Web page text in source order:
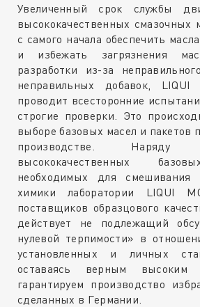
Увеличенный срок службы
высококачественных смазочных
с самого начала обеспечить
и избежать загрязнения
разработки из-за
неправильных добавок, LIQUI
проводит всесторонние
строгие проверки. Это
выборе базовых масел и пакетов
производстве.
высококачественных
необходимых для смешивания
химики лаборатории LIQUI
поставщиков образцового
действует не подлежащий
нулевой терпимости» в
установленных и личных
оставаясь верным
гарантируем производство
сделанных в Германии.